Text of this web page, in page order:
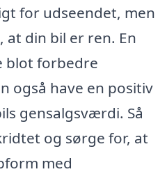
for udseendet, men
din bil er ren. En
blot forbedre
også have en positiv
gensalgsværdi. Så
og sørge for, at
med